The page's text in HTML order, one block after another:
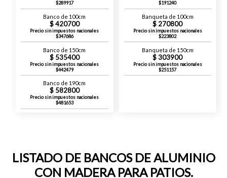
$289917
Banco de 100cm
420700
Precio sin impuestos nacionales
$347686
Banco de 150cm
535400
Precio sin impuestos nacionales
$442479
Banco de 190cm
582800
Precio sin impuestos nacionales
$481653
$191240
Banqueta de 100cm
270800
Precio sin impuestos nacionales
$223802
Banqueta de 150cm
303900
Precio sin impuestos nacionales
$251157
LISTADO DE BANCOS DE ALUMINIO
CON MADERA PARA PATIOS.